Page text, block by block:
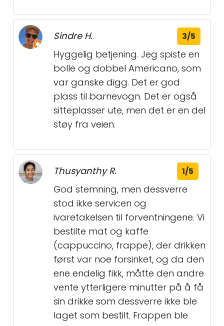
Sindre H. 3/5
Hyggelig betjening. Jeg spiste en
bolle og dobbel Americano, som
var ganske digg. Det er god
plass til barnevogn. Det er også
sitteplasser ute, men det er en del
støy fra veien.
Thusyanthy R. 1/5
God stemning, men dessverre
stod ikke servicen og
ivaretakelsen til forventningene. Vi
bestilte mat og kaffe
(cappuccino, frappe), der drikken
først var noe forsinket, og da den
ene endelig fikk, måtte den andre
vente ytterligere minutter på å få
sin drikke som dessverre ikke ble
laget som bestilt. Frappen ble